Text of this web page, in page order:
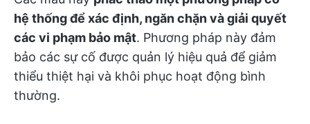
hệ thống để xác định, ngăn chặn và giải quyết
các vi phạm bảo mật. Phương pháp này đảm
bảo các sự cố được quản lý hiệu quả để giảm
thiểu thiệt hại và khôi phục hoạt động bình
thường.